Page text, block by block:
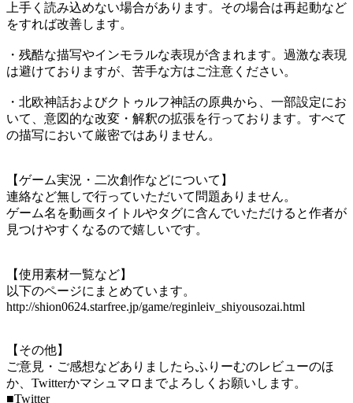
上手く読み込めない場合があります。その場合は再起動など
をすれば改善します。
・残酷な描写やインモラルな表現が含まれます。過激な表現
は避けておりますが、苦手な方はご注意ください。
・北欧神話およびクトゥルフ神話の原典から、一部設定にお
いて、意図的な改変・解釈の拡張を行っております。すべて
の描写において厳密ではありません。
【ゲーム実況・二次創作などについて】
連絡など無しで行っていただいて問題ありません。
ゲーム名を動画タイトルやタグに含んでいただけると作者が
見つけやすくなるので嬉しいです。
【使用素材一覧など】
以下のページにまとめています。
http://shion0624.starfree.jp/game/reginleiv_shiyousozai.html
【その他】
ご意見・ご感想などありましたらふりーむのレビューのほ
か、Twitterかマシュマロまでよろしくお願いします。
■Twitter